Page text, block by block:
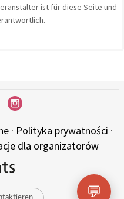
ist für diese Seite und
· Polityka prywatności ·
dla organizatorów
💬